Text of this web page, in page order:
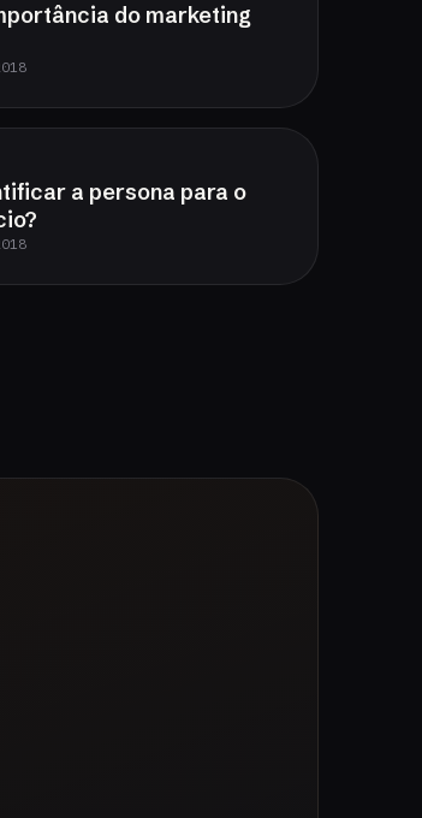
do marketing
a persona para o